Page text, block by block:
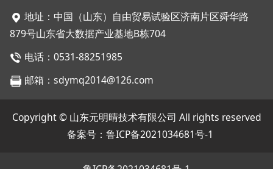
地址：中国（山东）自由贸易试验区济南片区舜华路
879号山东省大数据产业基地B栋704
电话：0531-88251985
邮箱：sdymq2014@126.com
Copyright © 山东元明晴技术有限公司 All rights reserved
备案号： 鲁ICP备2021034681号-1